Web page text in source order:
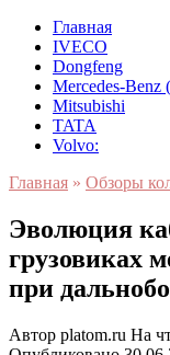
Главная
IVECO
Dongfeng
Mercedes-Benz
Mitsubishi
TATA
Volvo:
Главная » Обзоры
Эволюция
грузовиках
при
Автор platom.ru На